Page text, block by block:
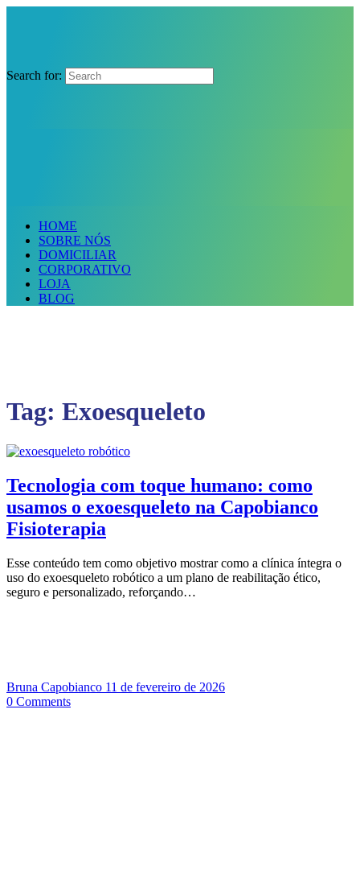
Search for:
HOME
SOBRE NÓS
DOMICILIAR
CORPORATIVO
LOJA
BLOG
Tag: Exoesqueleto
Tecnologia com toque humano: como
usamos o exoesqueleto na Capobianco
Fisioterapia
Esse conteúdo tem como objetivo mostrar como a clínica íntegra o
uso do exoesqueleto robótico a um plano de reabilitação ético,
seguro e personalizado, reforçando…
Bruna Capobianco 11 de fevereiro de 2026
0 Comments